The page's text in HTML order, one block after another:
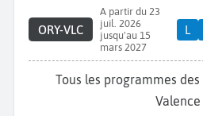
ORY-VLC
A partir du 23
juil. 2026
jusqu'au 15
mars 2027
L
Tous les programmes des vols Vueling vers
Valence